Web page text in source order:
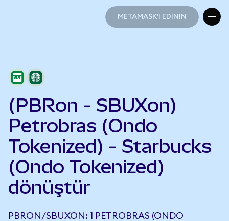
METAMASK'I EDİNİN
(PBRon - SBUXon)
Petrobras (Ondo
Tokenized) - Starbucks
(Ondo Tokenized)
dönüştür
PBRON/SBUXON: 1 PETROBRAS (ONDO